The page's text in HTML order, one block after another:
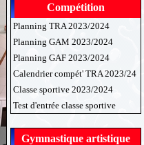
Compétition
Planning TRA 2023/2024
Planning GAM 2023/2024
Planning GAF 2023/2024
Calendrier compét' TRA 2023/24
Classe sportive 2023/2024
Test d'entrée classe sportive
Gymnastique artistique